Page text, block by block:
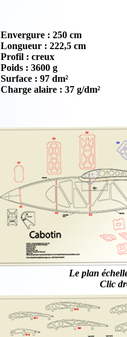
Envergure : 250 cm
Longueur : 222,5 cm
Profil : creux
Poids : 3600 g
Surface : 97 dm²
Charge alaire : 37 g/dm²
Le plan
Clic